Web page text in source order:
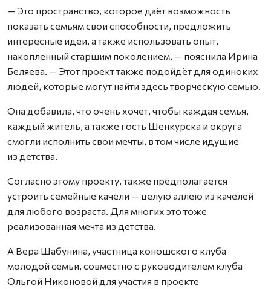
— Это пространство, которое даёт возможность
показать семьям свои способности, предложить
интересные идеи, а также использовать опыт,
накопленный старшим поколением, — пояснила Ирина
Беляева. — Этот проект также подойдёт для одиноких
людей, которые могут найти здесь творческую семью.
Она добавила, что очень хочет, чтобы каждая семья,
каждый житель, а также гость Шенкурска и округа
смогли исполнить свои мечты, в том числе идущие
из детства.
Согласно этому проекту, также предполагается
устроить семейные качели — целую аллею из качелей
для любого возраста. Для многих это тоже
реализованная мечта из детства.
А Вера Шабунина, участница коношского клуба
молодой семьи, совместно с руководителем клуба
Ольгой Никоновой для участия в проекте